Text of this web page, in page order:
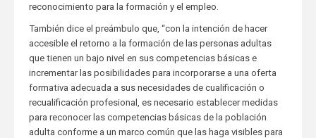
reconocimiento para la formación y el empleo.
También dice el preámbulo que, “con la intención de hacer
accesible el retorno a la formación de las personas adultas
que tienen un bajo nivel en sus competencias básicas e
incrementar las posibilidades para incorporarse a una oferta
formativa adecuada a sus necesidades de cualificación o
recualificación profesional, es necesario establecer medidas
para reconocer las competencias básicas de la población
adulta conforme a un marco común que las haga visibles para